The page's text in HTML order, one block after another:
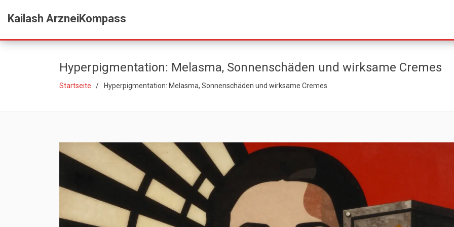
Kailash ArzneiKompass
Hyperpigmentation: Melasma, Sonnenschäden und wirksame Cremes
Startseite Hyperpigmentation: Melasma, Sonnenschäden und wirksame Cremes